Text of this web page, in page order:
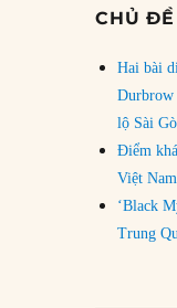
CHỦ
Hai bài
Durbrow
lộ Sài
Điểm
Việt
‘Black
Trung